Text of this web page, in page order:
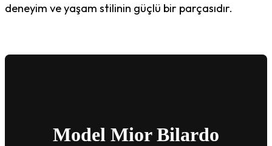
deneyim ve yaşam stilinin güçlü bir parçasıdır.
Model Mior Bilardo